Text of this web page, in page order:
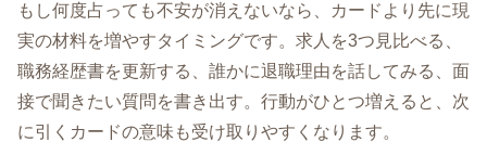
もし何度占っても不安が消えないなら、カードより先に現
実の材料を増やすタイミングです。求人を3つ見比べる、
職務経歴書を更新する、誰かに退職理由を話してみる、面
接で聞きたい質問を書き出す。行動がひとつ増えると、次
に引くカードの意味も受け取りやすくなります。